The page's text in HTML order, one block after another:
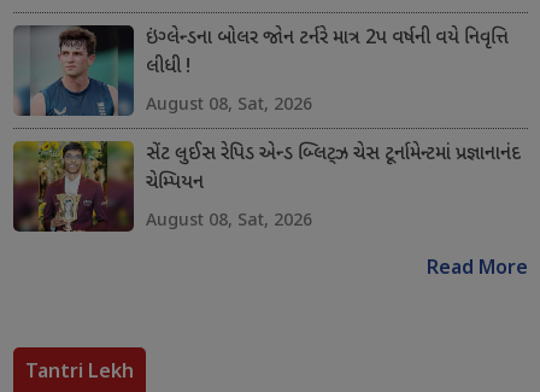
ઇંગ્લેન્ડના બોલર જોન ટર્નરે માત્ર 2પ વર્ષની વયે નિવૃત્તિ
લીધી !
August 08, Sat, 2026
સેંટ લુઈસ રેપિડ એન્ડ બ્લિટ્ઝ ચેસ ટૂર્નામેન્ટમાં પ્રજ્ઞાનાનંદ
ચેમ્પિયન
August 08, Sat, 2026
Read More
Tantri Lekh